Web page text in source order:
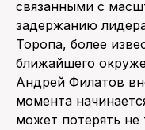
связанными с
задержанию
Торопа, более
ближайшего
Андрей Филатов
момента
может потерять